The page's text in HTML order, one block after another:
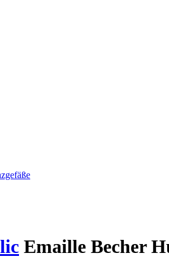
Emaille Becher